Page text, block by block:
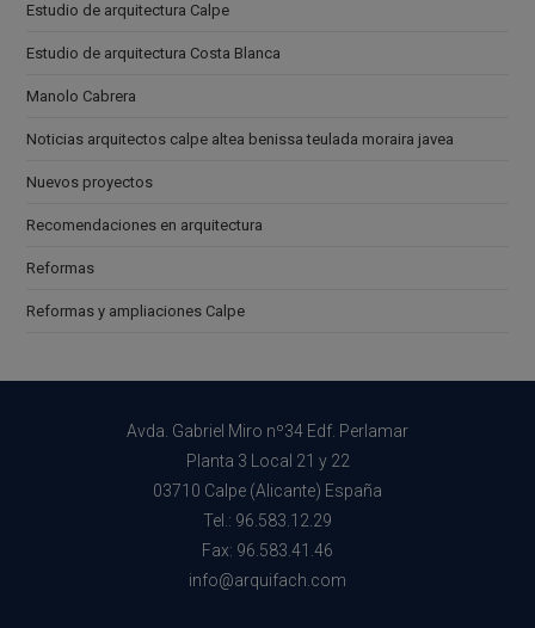
Estudio de arquitectura Calpe
Estudio de arquitectura Costa Blanca
Manolo Cabrera
Noticias arquitectos calpe altea benissa teulada moraira javea
Nuevos proyectos
Recomendaciones en arquitectura
Reformas
Reformas y ampliaciones Calpe
Avda. Gabriel Miro nº34 Edf. Perlamar
Planta 3 Local 21 y 22
03710 Calpe (Alicante) España
Tel.: 96.583.12.29
Fax: 96.583.41.46
info@arquifach.com